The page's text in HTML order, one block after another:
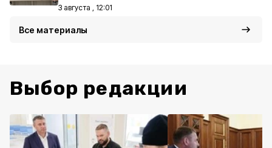
3 августа , 12:01
Все материалы
Выбор редакции